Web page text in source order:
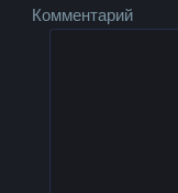
Комментарий